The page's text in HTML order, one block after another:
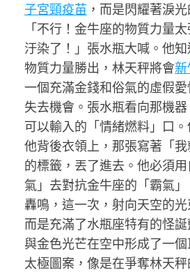
子宮頸疫苗 ，而是閃耀著淚
「不行！金牛座的物質力量
汙染了！」張水瓶大喊。他
物質力量勝出，林天秤將會新
一個充滿金錢和俗氣的虛假
失去機會。張水瓶看向那機
可以輸入的「情緒燃料」口
他背後衣領上，那張寫著「我
的標籤，丟了進去。他必須
氣」去對抗金牛座的「霸氣
轟鳴，這一次，射向天空的光
而是充滿了水瓶座特有的怪
與金色光芒在空中形成了一
太極圖案，像是在爭奪林天